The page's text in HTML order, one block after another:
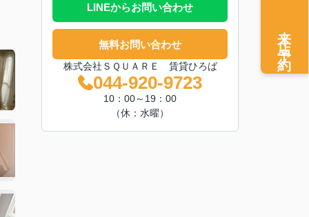
LINEからお問い合わせ
無料お問い合わせ
株式会社ＳＱＵＡＲＥ 賃貸ひろば
044-920-9723
10：00～19：00
（休：水曜）
来店予約